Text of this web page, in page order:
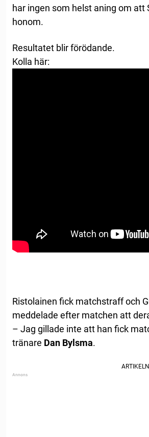
har ingen som helst aning om att
honom.
Resultatet blir förödande.
Kolla här:
Ristolainen fick matchstraff och
meddelade efter matchen att
– Jag gillade inte att han fick
tränare Dan Bylsma.